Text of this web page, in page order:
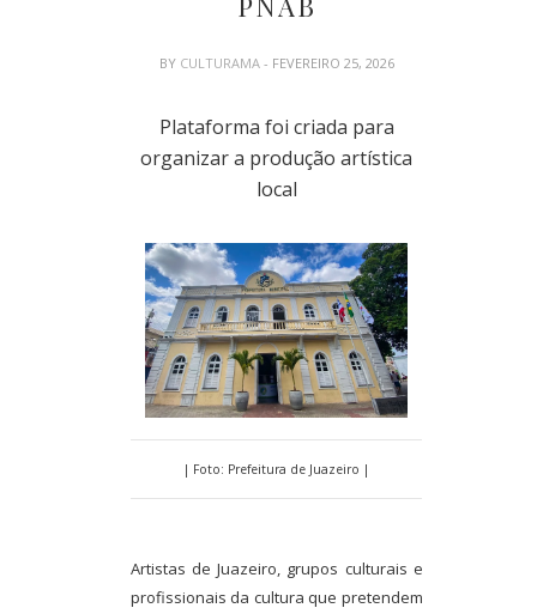
BY CULTURAMA - FEVEREIRO 25, 2026
Plataforma foi criada para
organizar a produção artística
local
| Foto: Prefeitura de Juazeiro |
Artistas de Juazeiro, grupos culturais e
profissionais da cultura que pretendem